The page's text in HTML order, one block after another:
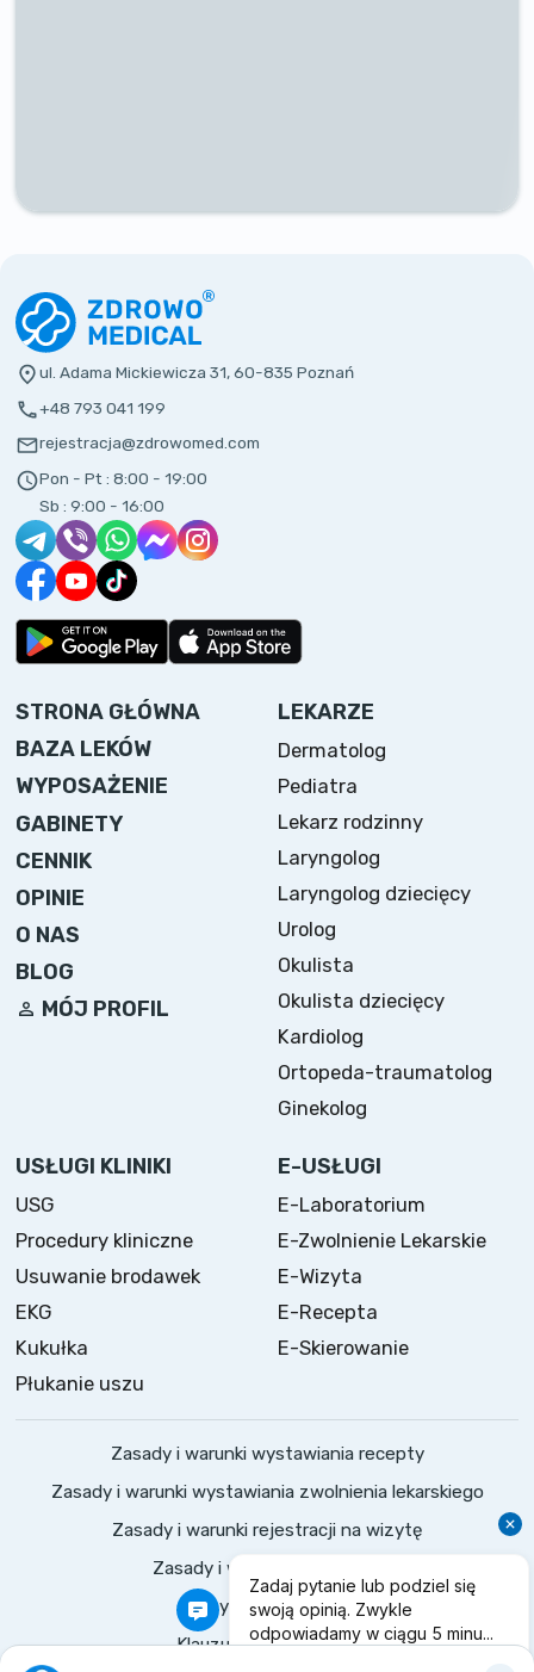
ul. Adama Mickiewicza 31, 60-835 Poznań
+48 793 041 199
rejestracja@zdrowomed.com
Pon - Pt : 8:00 - 19:00
Sb : 9:00 - 16:00
STRONA GŁÓWNA
BAZA LEKÓW
WYPOSAŻENIE
GABINETY
CENNIK
OPINIE
O NAS
BLOG
MÓJ PROFIL
LEKARZE
Dermatolog
Pediatra
Lekarz rodzinny
Laryngolog
Laryngolog dziecięcy
Urolog
Okulista
Okulista dziecięcy
Kardiolog
Ortopeda-traumatolog
Ginekolog
USŁUGI KLINIKI
USG
Procedury kliniczne
Usuwanie brodawek
EKG
Kukułka
Płukanie uszu
E-USŁUGI
E-Laboratorium
E-Zwolnienie Lekarskie
E-Wizyta
E-Recepta
E-Skierowanie
Zasady i warunki wystawiania recepty
Zasady i warunki wystawiania zwolnienia lekarskiego
Zasady i warunki rejestracji na wizytę
Zasady i warunki konsultacji
Polityka prywatności
Klauzule informacyjne